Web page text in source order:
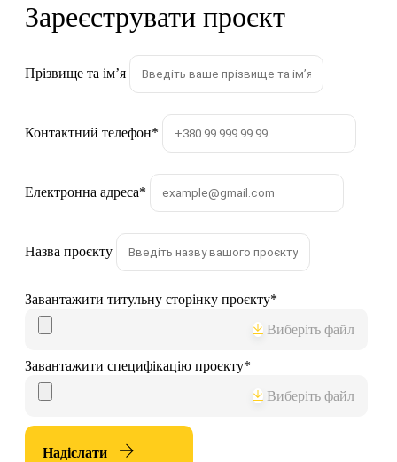
Зареєструвати проєкт
Прізвище та імʼя
Контактний телефон*
Електронна адреса*
Назва проєкту
Завантажити титульну сторінку проєкту*
Виберіть файл
Завантажити специфікацію проєкту*
Виберіть файл
Надіслати